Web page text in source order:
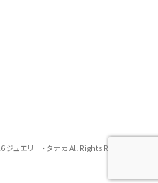
ュエリー・タナカ All Rights Reserved.